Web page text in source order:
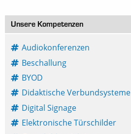
Unsere Kompetenzen
Audiokonferenzen
Beschallung
BYOD
Didaktische Verbundsysteme
Digital Signage
Elektronische Türschilder